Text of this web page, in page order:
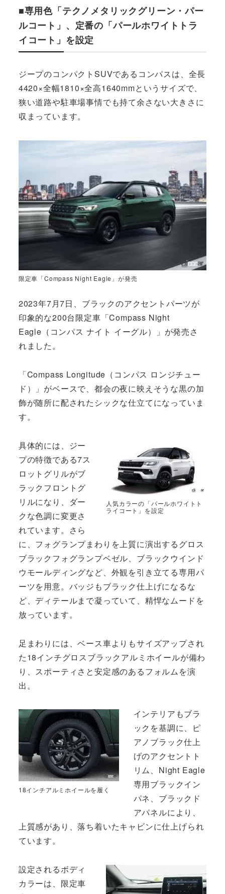
■専用色「テクノメタリックグリーン・パー
ルコート」、定番の「パールホワイトトラ
イコート」を設定
ジープのコンパクトSUVであるコンパスは、全長
4420×全幅1810×全高1640mmというサイズで、
狭い道路や駐車場事情でも持て余さない大きさに
収まっています。
限定車「Compass Night Eagle」が発売
2023年7月7日、ブラックのアクセントパーツが
印象的な200台限定車「Compass Night
Eagle（コンパス ナイト イーグル）」が発売さ
れました。
「Compass Longitude（コンパス ロンジチュー
ド）」がベースで、都会の夜に映えそうな黒の加
飾が随所に配されたシックな仕立てになっていま
す。
人気カラーの「パールホワイトト
ライコート」を設定
具体的には、ジー
プの特徴である7ス
ロットグリルがブ
ラックフロントグ
リルになり、ダー
クな色調に変更さ
れています。さら
に、フォグランプまわりを上質に演出するグロス
ブラックフォグランプベゼル、ブラックウインド
ウモールディングなど、外観を引き立てる専用パ
ーツを用意。バッジもブラック仕上げになるな
ど、ディテールまで凝っていて、精悍なムードを
放っています。
足まわりには、ベース車よりもサイズアップされ
た18インチグロスブラックアルミホイールが備わ
り、スポーティさと安定感のあるフォルムを演
出。
18インチアルミホイールを履く
インテリアもブラ
ックを基調に、ピ
アノブラック仕上
げのアクセントト
リム、Night Eagle
専用ブラックイン
パネ、ブラックド
アパネルにより、
上質感があり、落ち着いたキャビンに仕上げられ
ています。
設定されるボディ
カラーは、限定車